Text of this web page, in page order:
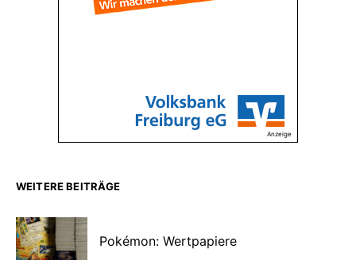
Anzeige
WEITERE BEITRÄGE
Pokémon: Wertpapiere